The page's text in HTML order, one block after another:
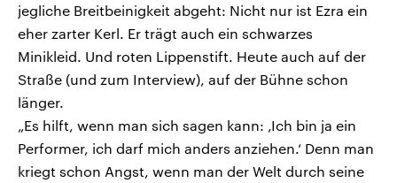
jegliche Breitbeinigkeit abgeht: Nicht nur ist Ezra ein
eher zarter Kerl. Er trägt auch ein schwarzes
Minikleid. Und roten Lippenstift. Heute auch auf der
Straße (und zum Interview), auf der Bühne schon
länger.
„Es hilft, wenn man sich sagen kann: ‚Ich bin ja ein
Performer, ich darf mich anders anziehen.‘ Denn man
kriegt schon Angst, wenn man der Welt durch seine